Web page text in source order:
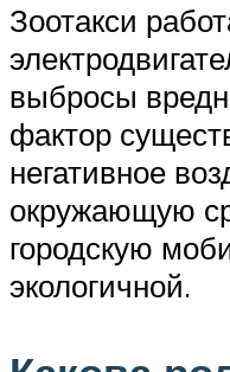
Зоотакси
выбросы
фактор
негативное
окружающую
городскую
экологичной.